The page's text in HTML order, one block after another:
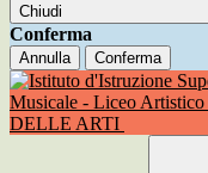
Chiudi
Conferma
Annulla Conferma
Musicale - Liceo Artistico
DELLE ARTI